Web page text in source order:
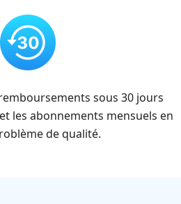
sous 30 jours
les abonnements mensuels en
de qualité.